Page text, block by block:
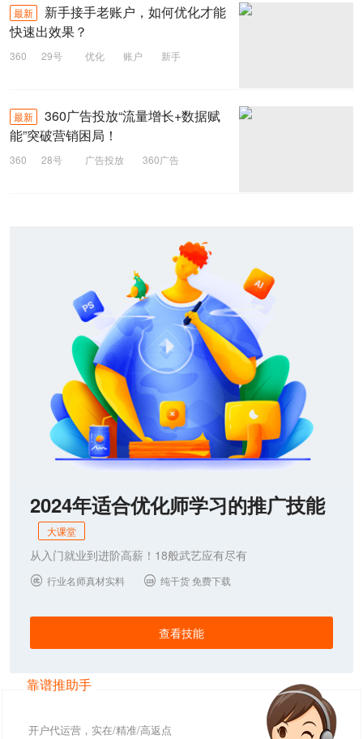
最新
新手接手老账户，如何优化才能
快速出效果？
360 29号 优化 账户 新手
最新
360广告投放“流量增长+数据赋
能”突破营销困局！
360 28号 广告投放 360广告
2024年适合优化师学习的推广技能
大课堂
从入门就业到进阶高薪！18般武艺应有尽有
 行业名师真材实料  纯干货 免费下载
查看技能
靠谱推助手
开户代运营，实在/精准/高返点